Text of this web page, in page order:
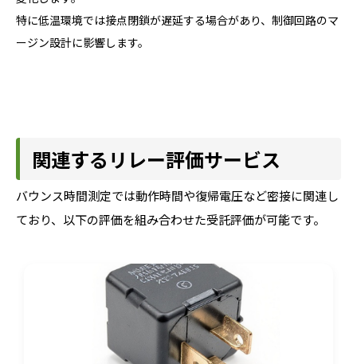
特に低温環境では接点閉鎖が遅延する場合があり、制御回路のマ
ージン設計に影響します。
関連するリレー評価サービス
バウンス時間測定では動作時間や復帰電圧など密接に関連し
ており、以下の評価を組み合わせた受託評価が可能です。